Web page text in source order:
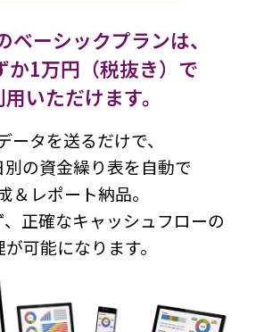
ベーシックプランは、
か1万円（税抜き）で
いただけます。
ータを送るだけで、
の資金繰り表を自動で
＆レポート納品。
正確なキャッシュフローの
可能になります。